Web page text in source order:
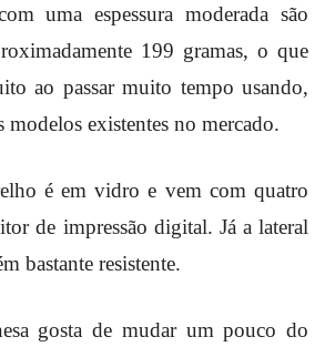
uma espessura moderada são
199 gramas, o que
ao passar muito tempo usando,
modelos existentes no mercado.
é em vidro e vem com quatro
de impressão digital. Já a lateral
bastante resistente.
gosta de mudar um pouco do